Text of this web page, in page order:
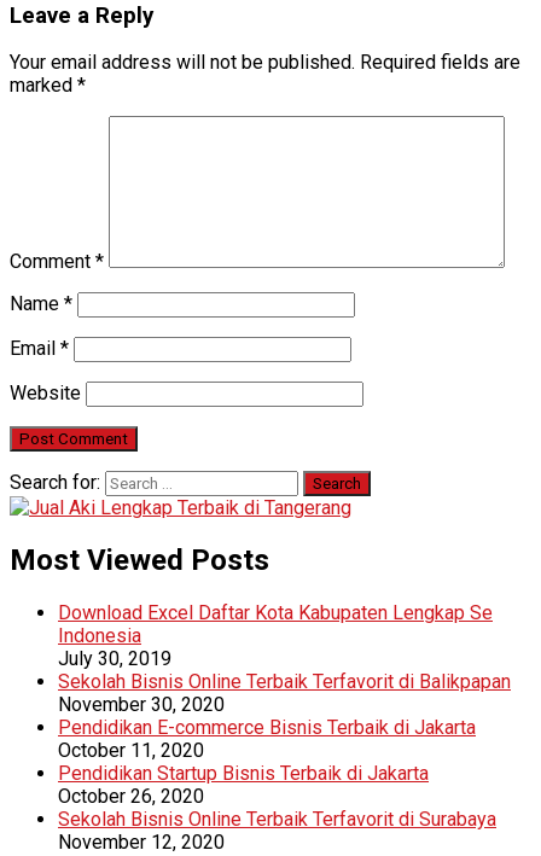
Leave a Reply
Your email address will not be published. Required fields are
marked *
Comment *
Name *
Email *
Website
Search for:
Most Viewed Posts
Download Excel Daftar Kota Kabupaten Lengkap Se
Indonesia
July 30, 2019
Sekolah Bisnis Online Terbaik Terfavorit di Balikpapan
November 30, 2020
Pendidikan E-commerce Bisnis Terbaik di Jakarta
October 11, 2020
Pendidikan Startup Bisnis Terbaik di Jakarta
October 26, 2020
Sekolah Bisnis Online Terbaik Terfavorit di Surabaya
November 12, 2020